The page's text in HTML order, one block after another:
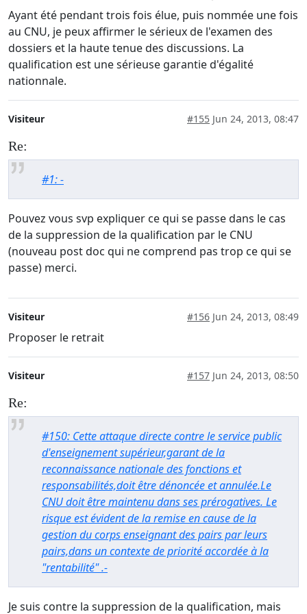
Ayant été pendant trois fois élue, puis nommée une fois
au CNU, je peux affirmer le sérieux de l'examen des
dossiers et la haute tenue des discussions. La
qualification est une sérieuse garantie d'égalité
nationnale.
Visiteur #155 Jun 24, 2013, 08:47
Re:
#1: -
Pouvez vous svp expliquer ce qui se passe dans le cas
de la suppression de la qualification par le CNU
(nouveau post doc qui ne comprend pas trop ce qui se
passe) merci.
Visiteur #156 Jun 24, 2013, 08:49
Proposer le retrait
Visiteur #157 Jun 24, 2013, 08:50
Re:
#150: Cette attaque directe contre le service public
d'enseignement supérieur,garant de la
reconnaissance nationale des fonctions et
responsabilités,doit être dénoncée et annulée.Le
CNU doit être maintenu dans ses prérogatives. Le
risque est évident de la remise en cause de la
gestion du corps enseignant des pairs par leurs
pairs,dans un contexte de priorité accordée à la
"rentabilité" .-
Je suis contre la suppression de la qualification, mais